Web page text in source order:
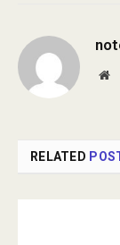
RELATED